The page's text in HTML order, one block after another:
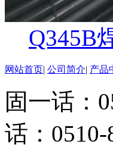
Q345B
网站首页| 公司简介| 产品
固一话：
话：